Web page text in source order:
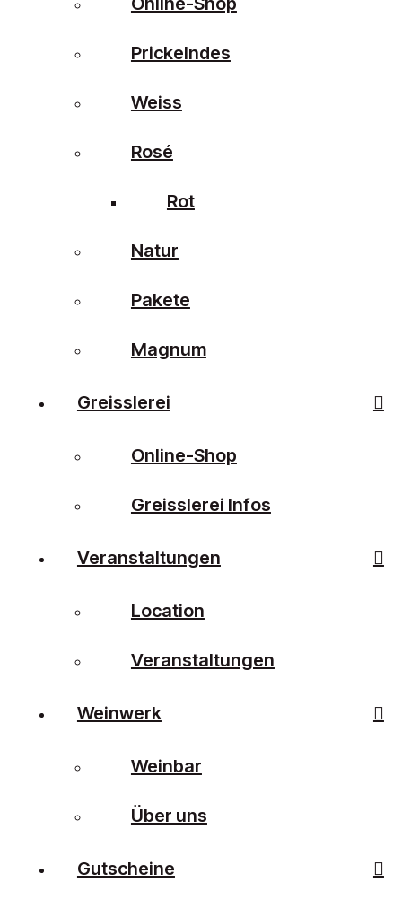
Prickelndes
Weiss
Rosé
Rot
Natur
Pakete
Magnum
Greisslerei
Online-Shop
Greisslerei Infos
Veranstaltungen
Location
Veranstaltungen
Weinwerk
Weinbar
Über uns
Gutscheine